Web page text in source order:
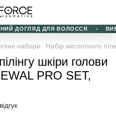
ДОГЛЯД ДЛЯ ВОЛОССЯ
набори Набір кислотного
шкіри голови
PRO SET,